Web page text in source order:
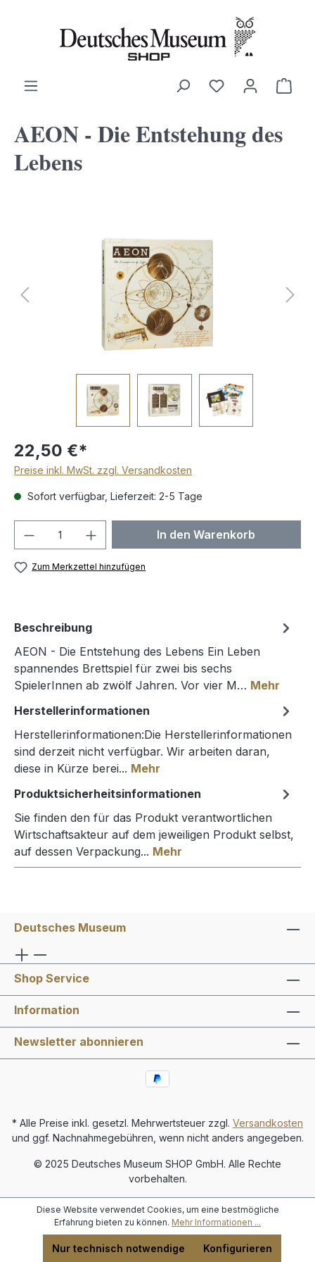
AEON - Die Entstehung des
Lebens
22,50 €*
Preise inkl. MwSt. zzgl. Versandkosten
Sofort verfügbar, Lieferzeit: 2-5 Tage
Produkt Anzahl: Gib denIn den Warenkorb
Zum Merkzettel hinzufügen
Beschreibung
AEON - Die Entstehung des Lebens Ein Leben
spannendes Brettspiel für zwei bis sechs
SpielerInnen ab zwölf Jahren. Vor vier M… Mehr
Herstellerinformationen
Herstellerinformationen:Die Herstellerinformationen
sind derzeit nicht verfügbar. Wir arbeiten daran,
diese in Kürze berei... Mehr
Produktsicherheitsinformationen
Sie finden den für das Produkt verantwortlichen
Wirtschaftsakteur auf dem jeweiligen Produkt selbst,
auf dessen Verpackung... Mehr
Deutsches Museum
Shop Service
Information
Newsletter abonnieren
* Alle Preise inkl. gesetzl. Mehrwertsteuer zzgl. Versandkosten
und ggf. Nachnahmegebühren, wenn nicht anders angegeben.
© 2025 Deutsches Museum SHOP GmbH. Alle Rechte
vorbehalten.
Diese Website verwendet Cookies, um eine bestmögliche
Erfahrung bieten zu können. Mehr Informationen ...
Nur technisch notwendige Konfigurieren